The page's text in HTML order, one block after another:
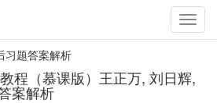
习题答案解析
程（慕课版）王正万, 刘日辉,
案解析